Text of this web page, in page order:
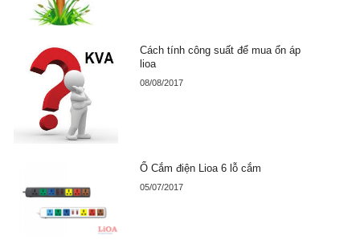
Cách tính công suất để mua ổn áp
lioa
08/08/2017
Ổ Cắm điện Lioa 6 lỗ cắm
05/07/2017